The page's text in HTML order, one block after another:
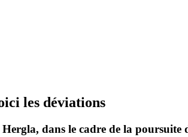
les déviations
Hergla, dans le cadre de la poursuite